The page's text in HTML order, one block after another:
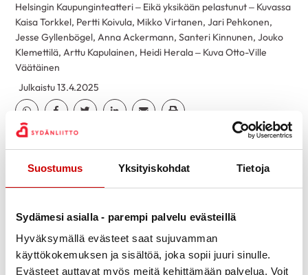
Suostumus Yksityiskohdat Tietoja
Sydämesi asialla - parempi palvelu evästeillä
Hyväksymällä evästeet saat sujuvamman
käyttökokemuksen ja sisältöä, joka sopii juuri sinulle.
Evästeet auttavat myös meitä kehittämään palvelua. Voit
Julkaistu 13.4.2025
Jaa Whatsapp
Jaa Facebook
Jaa TwitterJaa Linkedin
Jaa EmailJaa Print
Helsingin Kaupunginteatteri – Eikä yksikään pelastunut – Kuvassa
Kaisa Torkkel, Pertti Koivula, Mikko Virtanen, Jari Pehkonen,
Jesse Gyllenbögel, Anna Ackermann, Santeri Kinnunen, Jouko
Klemettilä, Arttu Kapulainen, Heidi Herala – Kuva Otto-Ville
Väätäinen
Jännittävä, pelottavan kihelmöivä
esitys Areena -teatterissa 12.4.2025.
Agatha Christien klassikkodekkari heräsi eloon tai
henkilöiden kohdalla. Taidokas ja jännittävästi
suljettuun tilaan rakennettu esitys.